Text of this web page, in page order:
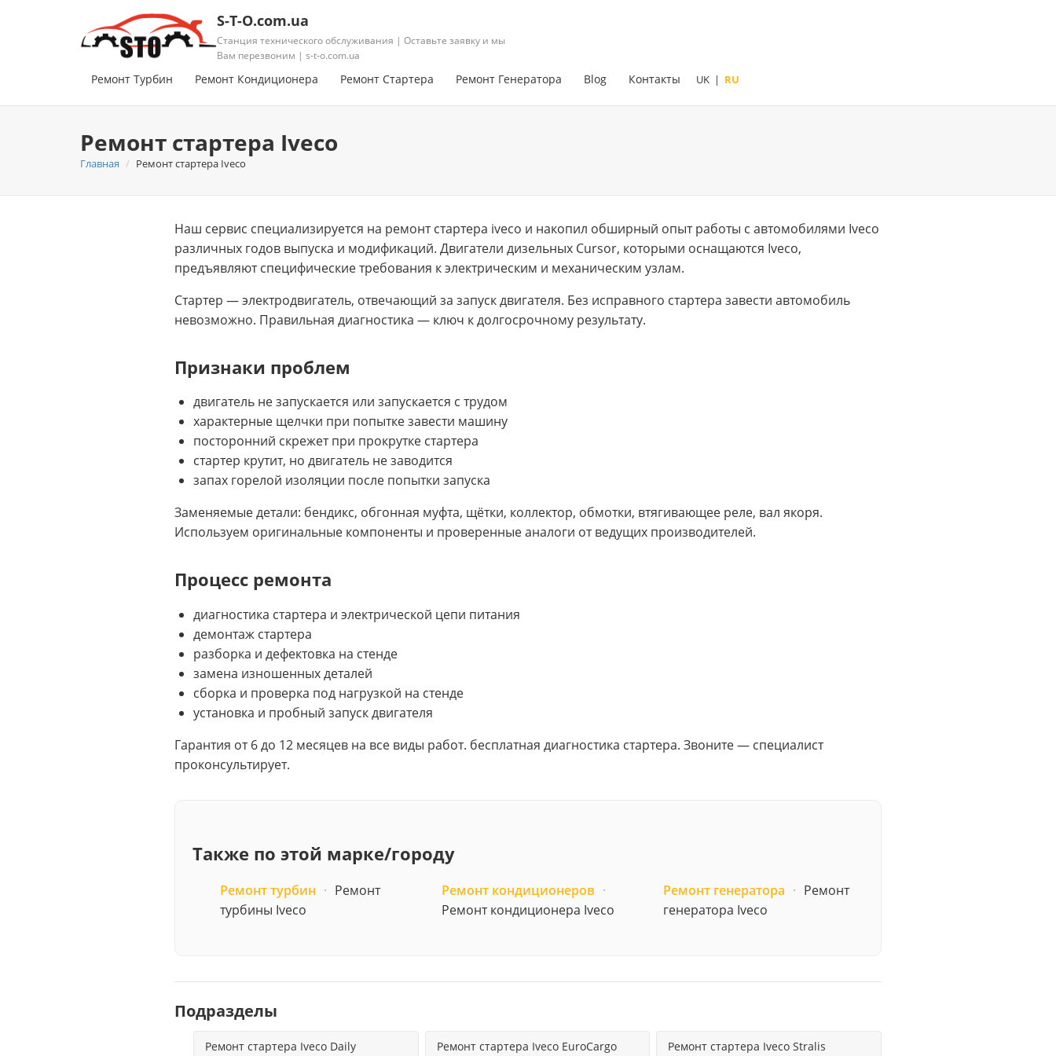
S-T-O.com.ua
Станция технического обслуживания | Оставьте заявку и мы
Вам перезвоним | s-t-o.com.ua
Ремонт Турбин Ремонт Кондиционера Ремонт Стартера Ремонт Генератора Blog Контакты UK | RU
Ремонт стартера Iveco
Главная Ремонт стартера Iveco
Наш сервис специализируется на ремонт стартера iveco и накопил обширный опыт работы с автомобилями Iveco
различных годов выпуска и модификаций. Двигатели дизельных Cursor, которыми оснащаются Iveco,
предъявляют специфические требования к электрическим и механическим узлам.
Стартер — электродвигатель, отвечающий за запуск двигателя. Без исправного стартера завести автомобиль
невозможно. Правильная диагностика — ключ к долгосрочному результату.
Признаки проблем
двигатель не запускается или запускается с трудом
характерные щелчки при попытке завести машину
посторонний скрежет при прокрутке стартера
стартер крутит, но двигатель не заводится
запах горелой изоляции после попытки запуска
Заменяемые детали: бендикс, обгонная муфта, щётки, коллектор, обмотки, втягивающее реле, вал якоря.
Используем оригинальные компоненты и проверенные аналоги от ведущих производителей.
Процесс ремонта
диагностика стартера и электрической цепи питания
демонтаж стартера
разборка и дефектовка на стенде
замена изношенных деталей
сборка и проверка под нагрузкой на стенде
установка и пробный запуск двигателя
Гарантия от 6 до 12 месяцев на все виды работ. бесплатная диагностика стартера. Звоните — специалист
проконсультирует.
Также по этой марке/городу
Ремонт турбин · Ремонт
турбины Iveco
Ремонт кондиционеров ·
Ремонт кондиционера Iveco
Ремонт генератора · Ремонт
генератора Iveco
Подразделы
Ремонт стартера Iveco Daily Ремонт стартера Iveco EuroCargo Ремонт стартера Iveco Stralis